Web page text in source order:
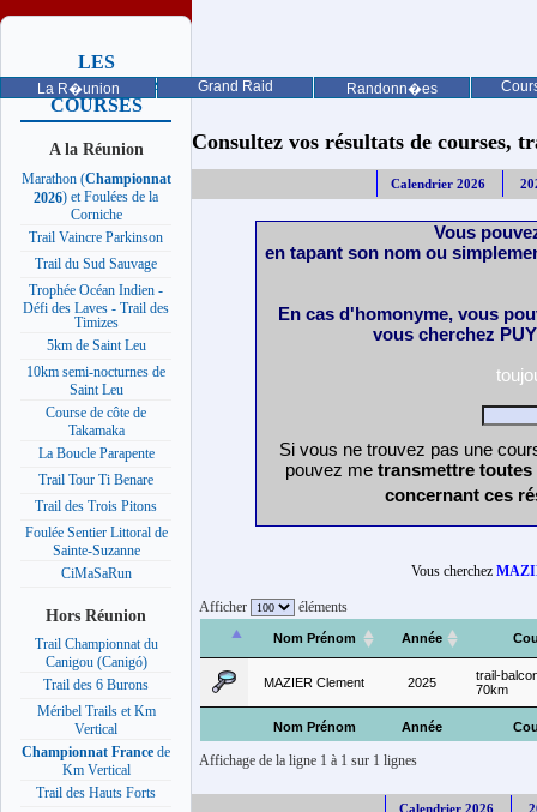
La R�union Grand Raid Randonn�es
LES
PROCHAINES
COURSES
A la Réunion
Marathon (Championnat
2026) et Foulées de la
Corniche
Trail Vaincre Parkinson
Trail du Sud Sauvage
Trophée Océan Indien -
Défi des Laves - Trail des
Timizes
5km de Saint Leu
10km semi-nocturnes de
Saint Leu
Course de côte de
Takamaka
La Boucle Parapente
Trail Tour Ti Benare
Trail des Trois Pitons
Foulée Sentier Littoral de
Sainte-Suzanne
CiMaSaRun
Hors Réunion
Trail Championnat du
Canigou (Canigó)
Trail des 6 Burons
Méribel Trails et Km
Vertical
Championnat France de
Km Vertical
Trail des Hauts Forts
Consultez vos résultats de courses,
Calendrier 2026
Vous
en tapant son nom ou
En cas d'homonyme, vous
vous cherchez
Si vous ne trouvez pas une
pouvez me transmettre
concernant ces
Vous cherchez
Afficher éléments
Nom Prénom Année
Nom Prénom Année
MAZIER Clement 2025
trail-
70km
Affichage de la ligne 1 à 1 sur 1 lignes
Calendrier 2026